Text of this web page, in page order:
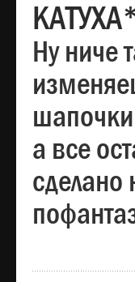
Ну ниче
а все